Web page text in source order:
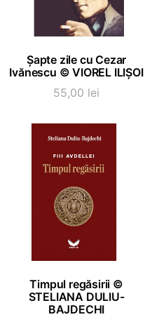
ADAUGĂ ÎN COȘ
Șapte zile cu Cezar
Ivănescu © VIOREL ILIȘOI
55,00 lei
ADAUGĂ ÎN COȘ
Timpul regăsirii ©
STELIANA DULIU-
BAJDECHI